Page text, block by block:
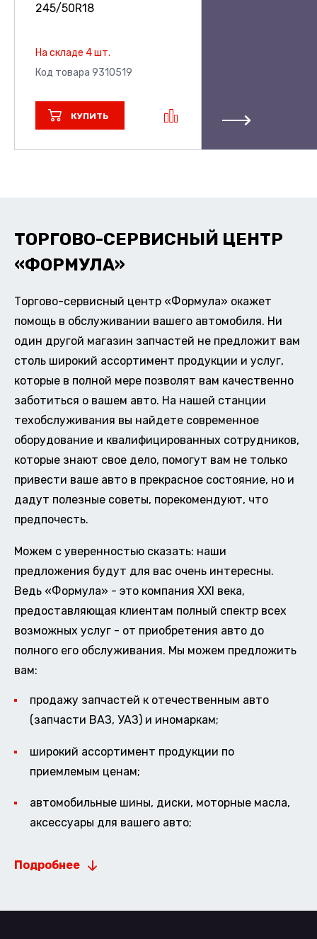
245/50R18
На складе 4 шт.
Код товара 9310519
КУПИТЬ
ТОРГОВО-СЕРВИСНЫЙ ЦЕНТР
«ФОРМУЛА»
Торгово-сервисный центр «Формула» окажет
помощь в обслуживании вашего автомобиля. Ни
один другой магазин запчастей не предложит вам
столь широкий ассортимент продукции и услуг,
которые в полной мере позволят вам качественно
заботиться о вашем авто. На нашей станции
техобслуживания вы найдете современное
оборудование и квалифицированных сотрудников,
которые знают свое дело, помогут вам не только
привести ваше авто в прекрасное состояние, но и
дадут полезные советы, порекомендуют, что
предпочесть.
Можем с уверенностью сказать: наши
предложения будут для вас очень интересны.
Ведь «Формула» - это компания XXI века,
предоставляющая клиентам полный спектр всех
возможных услуг - от приобретения авто до
полного его обслуживания. Мы можем предложить
вам:
продажу запчастей к отечественным авто
(запчасти ВАЗ, УАЗ) и иномаркам;
широкий ассортимент продукции по
приемлемым ценам;
автомобильные шины, диски, моторные масла,
аксессуары для вашего авто;
Подробнее